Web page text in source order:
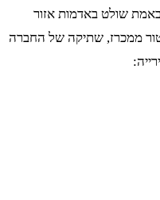
שולט באדמות אזור
ממכרז, שתיקה של החברה